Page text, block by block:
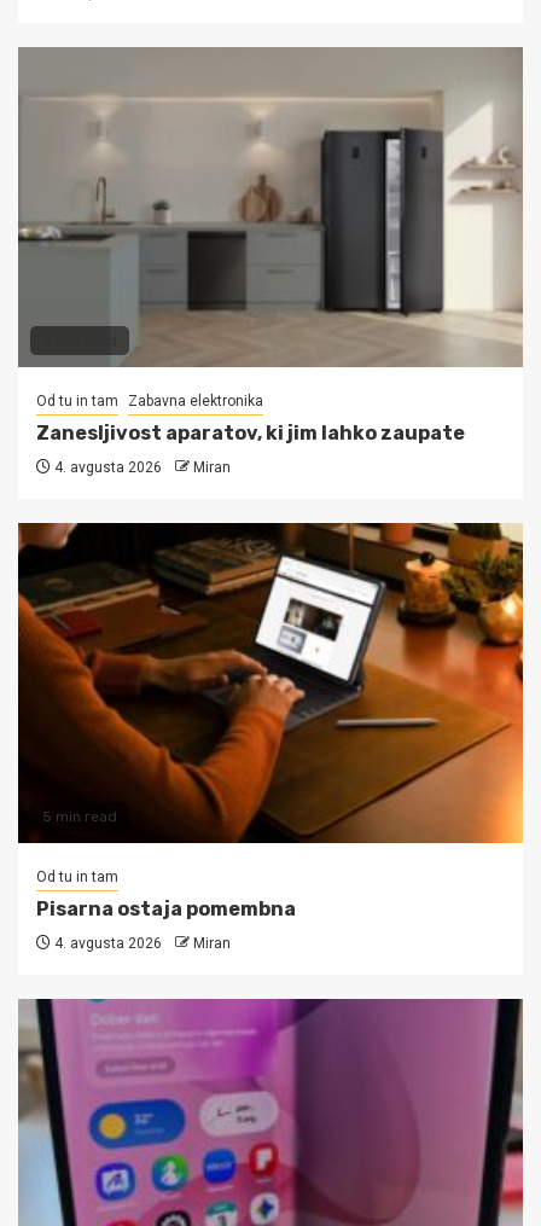
Od tu in tam Zabavna elektronika
Zanesljivost aparatov, ki jim lahko zaupate
4. avgusta 2026 Miran
5 min read
Od tu in tam
Pisarna ostaja pomembna
4. avgusta 2026 Miran